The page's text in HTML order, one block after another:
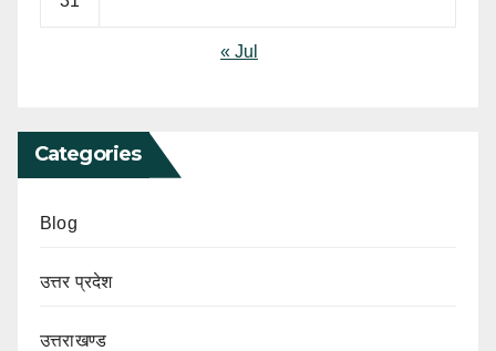
« Jul
Categories
Blog
उत्तर प्रदेश
उत्तराखण्ड